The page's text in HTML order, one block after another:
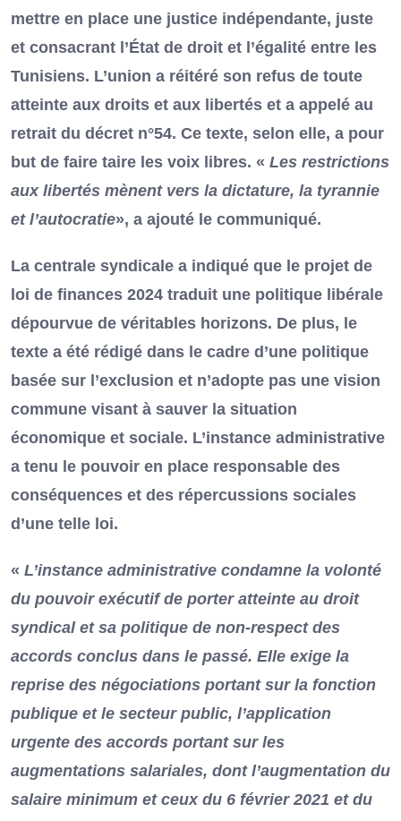
mettre en place une justice indépendante, juste
et consacrant l’État de droit et l’égalité entre les
Tunisiens. L’union a réitéré son refus de toute
atteinte aux droits et aux libertés et a appelé au
retrait du décret n°54. Ce texte, selon elle, a pour
but de faire taire les voix libres. « Les restrictions
aux libertés mènent vers la dictature, la tyrannie
et l’autocratie», a ajouté le communiqué.
La centrale syndicale a indiqué que le projet de
loi de finances 2024 traduit une politique libérale
dépourvue de véritables horizons. De plus, le
texte a été rédigé dans le cadre d’une politique
basée sur l’exclusion et n’adopte pas une vision
commune visant à sauver la situation
économique et sociale. L’instance administrative
a tenu le pouvoir en place responsable des
conséquences et des répercussions sociales
d’une telle loi.
« L’instance administrative condamne la volonté
du pouvoir exécutif de porter atteinte au droit
syndical et sa politique de non-respect des
accords conclus dans le passé. Elle exige la
reprise des négociations portant sur la fonction
publique et le secteur public, l’application
urgente des accords portant sur les
augmentations salariales, dont l’augmentation du
salaire minimum et ceux du 6 février 2021 et du